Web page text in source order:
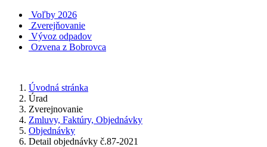
Voľby 2026
Zverejňovanie
Vývoz odpadov
Ozvena z Bobrovca
Úvodná stránka
Úrad
Zverejnovanie
Zmluvy, Faktúry, Objednávky
Objednávky
Detail objednávky č.87-2021